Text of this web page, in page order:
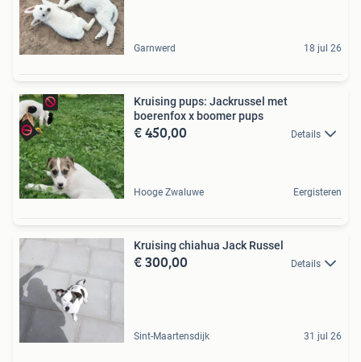
Garnwerd 18 jul 26
Kruising pups: Jackrussel met
boerenfox x boomer pups
€ 450,00 Details
Hooge Zwaluwe Eergisteren
Kruising chiahua Jack Russel
€ 300,00 Details
Sint-Maartensdijk 31 jul 26